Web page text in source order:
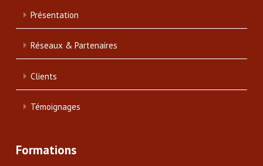
Présentation
Réseaux & Partenaires
Clients
Témoignages
Formations